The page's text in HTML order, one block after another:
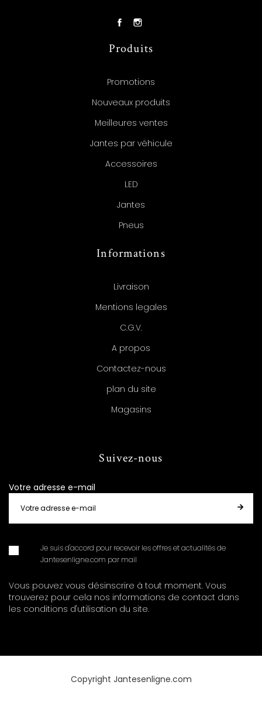
Produits
Promotions
Nouveaux produits
Meilleures ventes
Jantes par véhicule
Accessoires
LED
Jantes
Pneus
Informations
Livraison
Mentions legales
C.G.V.
A propos
Contactez-nous
plan du site
Magasins
Suivez-nous
Votre adresse e-mail
Je suis d'accord pour recevoir les offres et actualités de
Jantesenligne.com par mail
Vous pouvez vous désinscrire à tout moment. Vous
trouverez pour cela nos informations de contact dans
les conditions d'utilisation du site.
Copyright Jantesenligne.com